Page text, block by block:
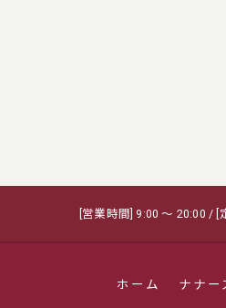
[営業時間] 9:00 〜 20:00 / [
ホーム ナナー